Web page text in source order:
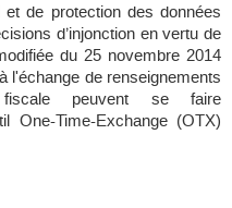
de protection des données
d’injonction en vertu de
du 25 novembre 2014
l'échange de renseignements
peuvent se faire
One-Time-Exchange (OTX)